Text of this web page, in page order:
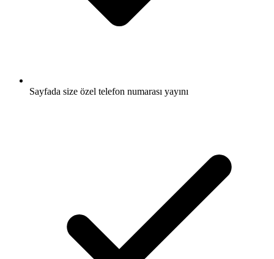
Sayfada size özel telefon numarası yayını